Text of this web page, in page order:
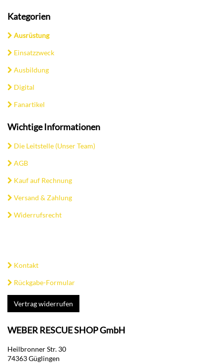
Kategorien
Ausrüstung
Einsatzzweck
Ausbildung
Digital
Fanartikel
Wichtige Informationen
Die Leitstelle (Unser Team)
AGB
Kauf auf Rechnung
Versand & Zahlung
Widerrufsrecht
Kontakt
Rückgabe-Formular
Vertrag widerrufen
WEBER RESCUE SHOP GmbH
Heilbronner Str. 30
74363 Güglingen